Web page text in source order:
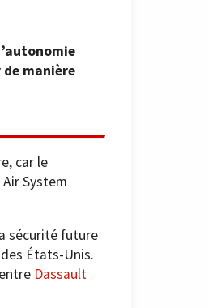
manière
car le
System
sécurité future
États-Unis.
Dassault